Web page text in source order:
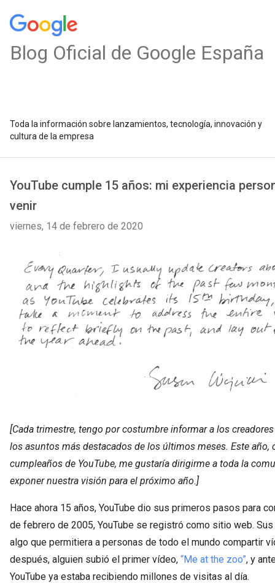
Blog Oficial de Google España
Toda la información sobre lanzamientos, tecnología, innovación y
cultura de la empresa
YouTube cumple 15 años: mi experiencia
venir
viernes, 14 de febrero de 2020
[Cada trimestre, tengo por costumbre informar a los
los asuntos más destacados de los últimos meses. Este año,
cumpleaños de YouTube, me gustaría dirigirme a toda la
exponer nuestra visión para el próximo año.]
Hace ahora 15 años, YouTube dio sus primeros pasos para
de febrero de 2005, YouTube se registró como sitio web. Sus
algo que permitiera a personas de todo el mundo compartir
después, alguien subió el primer vídeo, “Me at the zoo”, y
YouTube ya estaba recibiendo millones de visitas al día.